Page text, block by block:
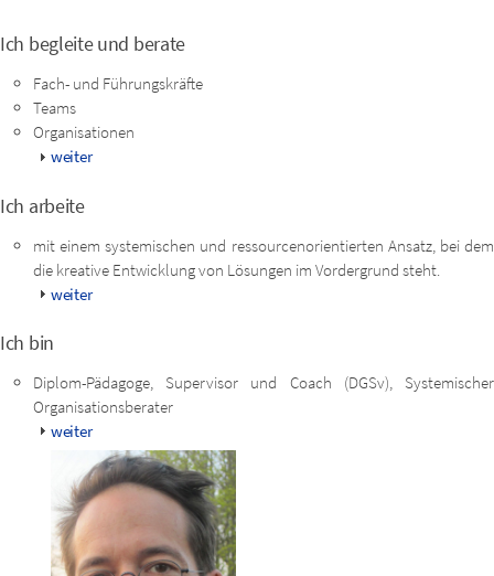
Ich begleite und berate
Fach- und Führungskräfte
Teams
Organisationen
weiter
Ich arbeite
mit einem systemischen und ressourcenorientierten Ansatz, bei dem
die kreative Entwicklung von Lösungen im Vordergrund steht.
weiter
Ich bin
Diplom-Pädagoge, Supervisor und Coach (DGSv), Systemischer
Organisationsberater
weiter